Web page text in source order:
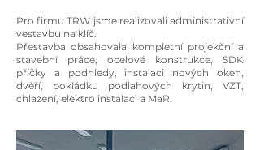
Pro firmu TRW jsme realizovali administrativní
vestavbu na klíč.
Přestavba obsahovala kompletní projekční a
stavební práce, ocelové konstrukce, SDK
příčky a podhledy, instalaci nových oken,
dvěří, pokládku podlahových krytin, VZT,
chlazení, elektro instalaci a MaR.